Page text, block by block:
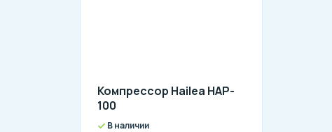
Компрессор Hailea HAP-
100
В наличии